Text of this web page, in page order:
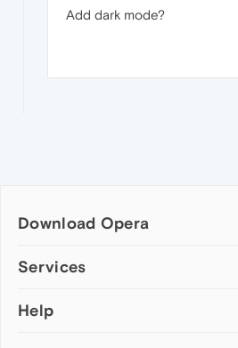
Add dark mode?
Download Opera
Computer browsers
Opera for Mac
Services
Add-ons
Help